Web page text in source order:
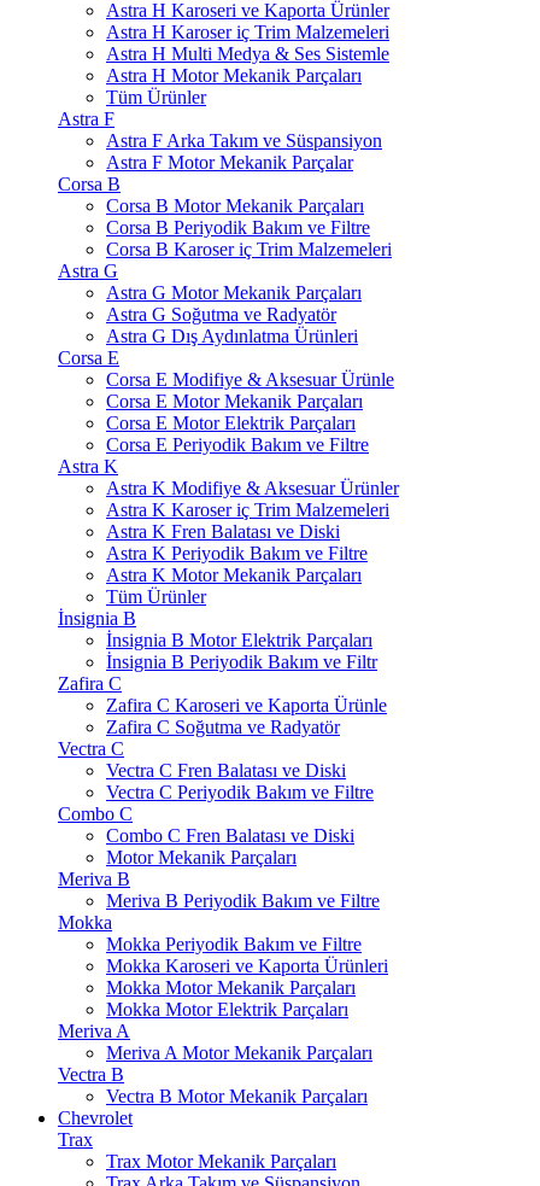
Astra H Karoseri ve Kaporta Ürünler
Astra H Karoser iç Trim Malzemeleri
Astra H Multi Medya & Ses Sistemle
Astra H Motor Mekanik Parçaları
Tüm Ürünler
Astra F
Astra F Arka Takım ve Süspansiyon
Astra F Motor Mekanik Parçalar
Corsa B
Corsa B Motor Mekanik Parçaları
Corsa B Periyodik Bakım ve Filtre
Corsa B Karoser iç Trim Malzemeleri
Astra G
Astra G Motor Mekanik Parçaları
Astra G Soğutma ve Radyatör
Astra G Dış Aydınlatma Ürünleri
Corsa E
Corsa E Modifiye & Aksesuar Ürünle
Corsa E Motor Mekanik Parçaları
Corsa E Motor Elektrik Parçaları
Corsa E Periyodik Bakım ve Filtre
Astra K
Astra K Modifiye & Aksesuar Ürünler
Astra K Karoser iç Trim Malzemeleri
Astra K Fren Balatası ve Diski
Astra K Periyodik Bakım ve Filtre
Astra K Motor Mekanik Parçaları
Tüm Ürünler
İnsignia B
İnsignia B Motor Elektrik Parçaları
İnsignia B Periyodik Bakım ve Filtr
Zafira C
Zafira C Karoseri ve Kaporta Ürünle
Zafira C Soğutma ve Radyatör
Vectra C
Vectra C Fren Balatası ve Diski
Vectra C Periyodik Bakım ve Filtre
Combo C
Combo C Fren Balatası ve Diski
Motor Mekanik Parçaları
Meriva B
Meriva B Periyodik Bakım ve Filtre
Mokka
Mokka Periyodik Bakım ve Filtre
Mokka Karoseri ve Kaporta Ürünleri
Mokka Motor Mekanik Parçaları
Mokka Motor Elektrik Parçaları
Meriva A
Meriva A Motor Mekanik Parçaları
Vectra B
Vectra B Motor Mekanik Parçaları
Chevrolet
Trax
Trax Motor Mekanik Parçaları